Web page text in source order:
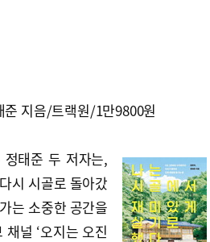
지음/트랙원/1만9800원
태준 두 저자는,
시 시골로 돌아갔
는 소중한 공간을
널 ‘오지는 오진